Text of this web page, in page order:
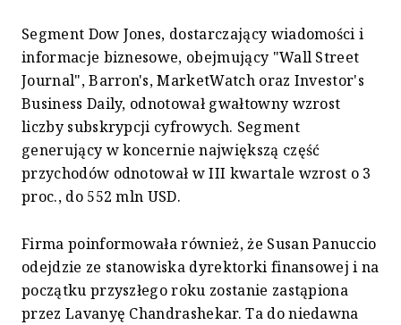
Segment Dow Jones, dostarczający wiadomości i
informacje biznesowe, obejmujący "Wall Street
Journal", Barron's, MarketWatch oraz Investor's
Business Daily, odnotował gwałtowny wzrost
liczby subskrypcji cyfrowych. Segment
generujący w koncernie największą część
przychodów odnotował w III kwartale wzrost o 3
proc., do 552 mln USD.
Firma poinformowała również, że Susan Panuccio
odejdzie ze stanowiska dyrektorki finansowej i na
początku przyszłego roku zostanie zastąpiona
przez Lavanyę Chandrashekar. Ta do niedawna